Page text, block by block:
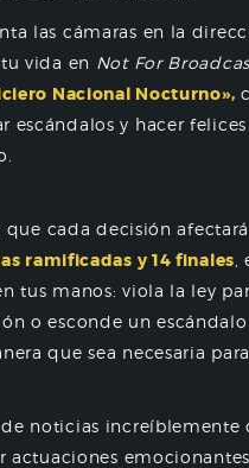
las cámaras en la
vida en Not For
Nacional Nocturno»,
escándalos y hacer
cada decisión
ramificadas y 14 finales
tus manos: viola la ley
o esconde un
que sea necesaria
noticias
actuaciones